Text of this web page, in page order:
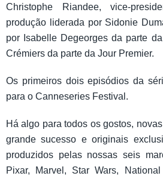
Christophe Riandee, vice-
produção liderada por Sidonie
por Isabelle Degeorges da parte
Crémiers da parte da Jour Premier.
Os primeiros dois episódios da
para o Canneseries Festival.
Há algo para todos os gostos,
grande sucesso e originais
produzidos pelas nossas seis
Pixar, Marvel, Star Wars,